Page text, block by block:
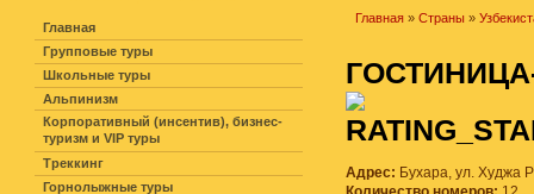
Главная » Страны »
Адрес: Бухара, ул. Худжа
Главная
Групповые туры
Школьные туры
Альпинизм
Корпоративный (инсентив), бизнес-
туризм и VIP туры
Треккинг
Горнолыжные туры